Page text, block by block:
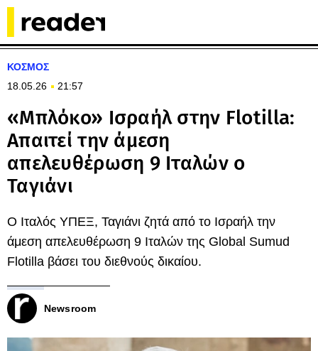
ΚΟΣΜΟΣ
18.05.26
21:57
«Μπλόκο» Ισραήλ στην Flotilla:
Απαιτεί την άμεση
απελευθέρωση 9 Ιταλών ο
Ταγιάνι
Ο Ιταλός ΥΠΕΞ, Ταγιάνι ζητά από το Ισραήλ την
άμεση απελευθέρωση 9 Ιταλών της Global Sumud
Flotilla βάσει του διεθνούς δικαίου.
Newsroom